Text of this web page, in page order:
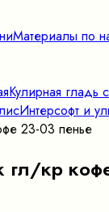
Материалы по
Кулирная гладь
Интерсофт и
23-03 пенье
гл/кр